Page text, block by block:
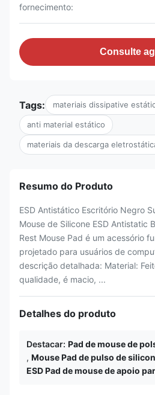
fornecimento:
Consulte
Tags: materiais dissipative
anti material estático
materiais da descarga
Resumo do Produto
ESD Antistático Escritório Negro
Mouse de Silicone ESD Antistatic
Rest Mouse Pad é um acessório
projetado para usuários de
descrição detalhada: Material:
qualidade, é macio, ...
Detalhes do produto
Destacar: Pad de mouse de
, Mouse Pad de pulso de
ESD Pad de mouse de apoio